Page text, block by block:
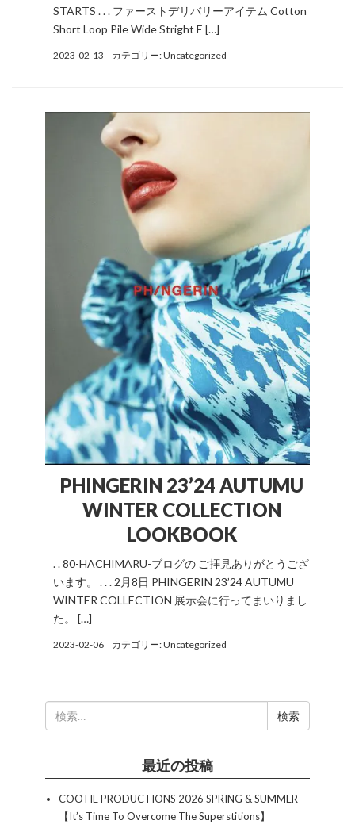
STARTS . . . ファーストデリバリーアイテム Cotton
Short Loop Pile Wide Stright E […]
2023-02-13 カテゴリー:Uncategorized
PHINGERIN 23’24 AUTUMU
WINTER COLLECTION
LOOKBOOK
. . 80-HACHIMARU-ブログの ご拝見ありがとうござ
います。 . . . 2月8日 PHINGERIN 23’24 AUTUMU
WINTER COLLECTION 展示会に行ってまいりまし
た。 […]
2023-02-06 カテゴリー:Uncategorized
索:
最近の投稿
COOTIE PRODUCTIONS 2026 SPRING & SUMMER
【It’s Time To Overcome The Superstitions】